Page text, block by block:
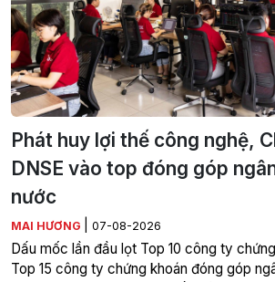
Phát huy lợi thế công nghệ,
DNSE vào top đóng góp
nước
MAI HƯƠNG 07-08-2026
Dấu mốc lần đầu lọt Top 10 công ty
Top 15 công ty chứng khoán đóng góp